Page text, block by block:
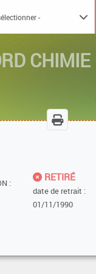
CHIMIE
:
RETIRÉ
date de retrait :
01/11/1990